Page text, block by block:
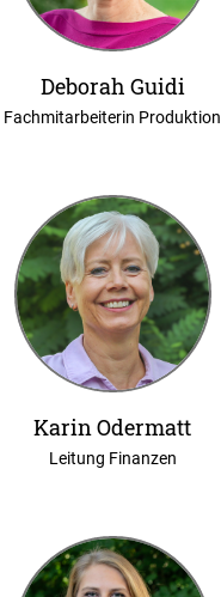
Deborah Guidi
Fachmitarbeiterin Produktion
Karin Odermatt
Leitung Finanzen